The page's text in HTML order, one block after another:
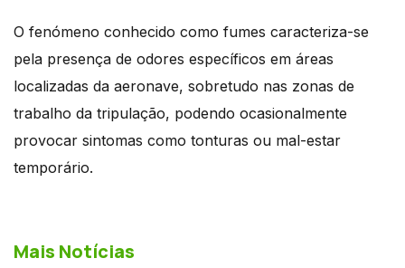
O fenómeno conhecido como fumes caracteriza-se
pela presença de odores específicos em áreas
localizadas da aeronave, sobretudo nas zonas de
trabalho da tripulação, podendo ocasionalmente
provocar sintomas como tonturas ou mal-estar
temporário.
Mais Notícias